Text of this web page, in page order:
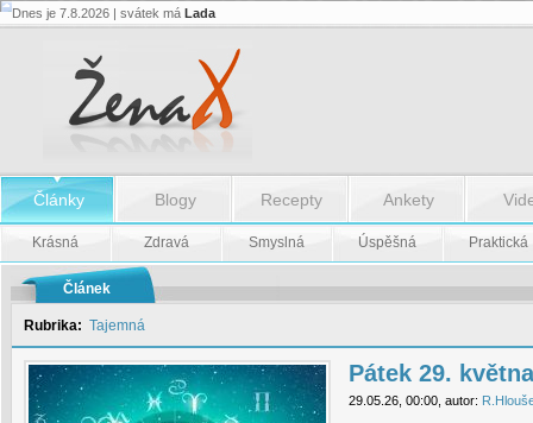
Pátek
Dnes je 7.8.2026 | svátek má Lada
Články Blogy Recepty Ankety
Krásná Zdravá Smyslná Úspěšná Praktická
Článek
Rubrika: Tajemná
Pátek 29. května
29.05.26, 00:00, autor: